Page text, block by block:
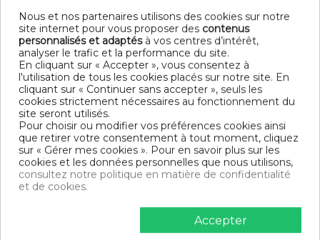
DÉTAIL
Âme 20 cm de mousse PU densité 26kg/m³ + 1 cm de Visco
+ 1 cm mousse + fibres
Coutil stretch favorisant ainsi la qualité du sommeil avec un
toucher très doux
Double passepoil thermo-régulé
Bande respirante 3D offrant une évacuation parfaite des
impuretés
2 poignées Horizontales
Hauteur totale 25 cm
Indice de fermeté 9/10
Garantie 5 ans
Fabriqué au Portugal
que les articles testés et certifiés ne présentent pas de
substances nocives substances pouvant nuire à la santé
Nous et nos partenaires utilisons des cookies sur notre
site internet pour vous proposer des contenus
personnalisés et adaptésà vos centres d’intérêt,
analyser le trafic et la performance du site.
En cliquant sur « Accepter », vous consentez à
l'utilisation de tous les cookies placés sur notre site. En
cliquant sur « Continuer sans accepter », seuls les
cookies strictement nécessaires au fonctionnement du
site seront utilisés.
Pour choisir ou modifier vos préférences cookies ainsi
que retirer votre consentement à tout moment, cliquez
sur « Gérer mes cookies ». Pour en savoir plus sur les
cookies et les données personnelles que nous utilisons,
consultez notre politique en matière de confidentialité
et de cookies.
Accepter